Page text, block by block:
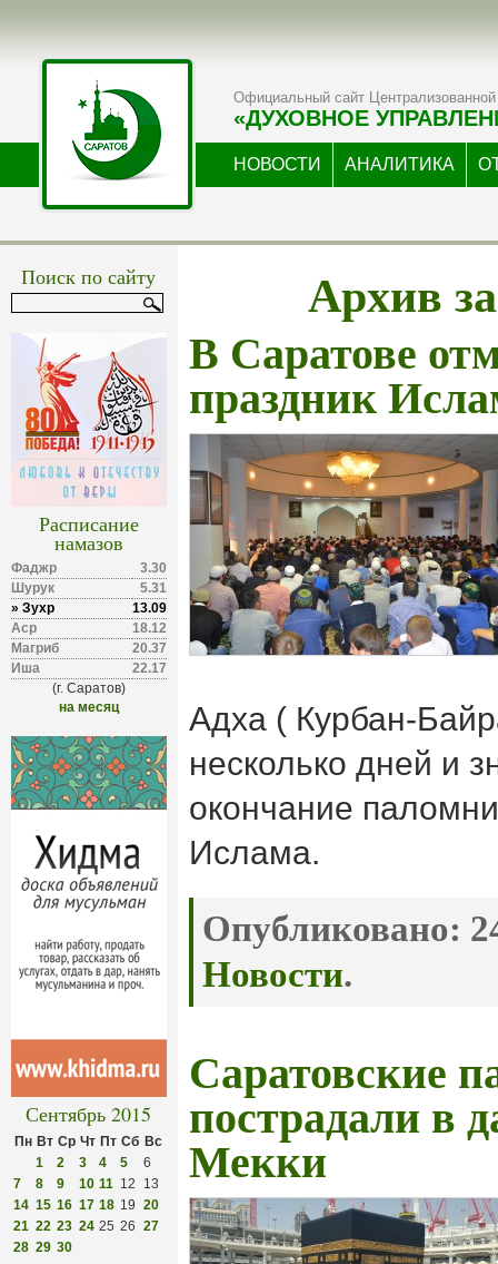
Официальный сайт Централизованной
«ДУХОВНОЕ
НОВОСТИ АНАЛИТИКА
Поиск по сайту
Расписание
намазов
Фаджр
3.30
Шурук
5.31
» Зухр
13.09
Аср
18.12
Магриб
20.37
Иша
22.17
(г. Саратов)
на месяц
Сентябрь 2015
Пн Вт Ср Чт Пт Сб Вс
1
2 3 4 5
6
7
8 9 10 11 12
13
14 15 16 17 18 19 20
21 22 23 24 25 26 27
28 29 30
Архив
В Саратове
праздник
Адха ( Курбан-
несколько дней и
окончание
Ислама.
Опубликовано:
Новости.
Саратовские
пострадали в
Мекки